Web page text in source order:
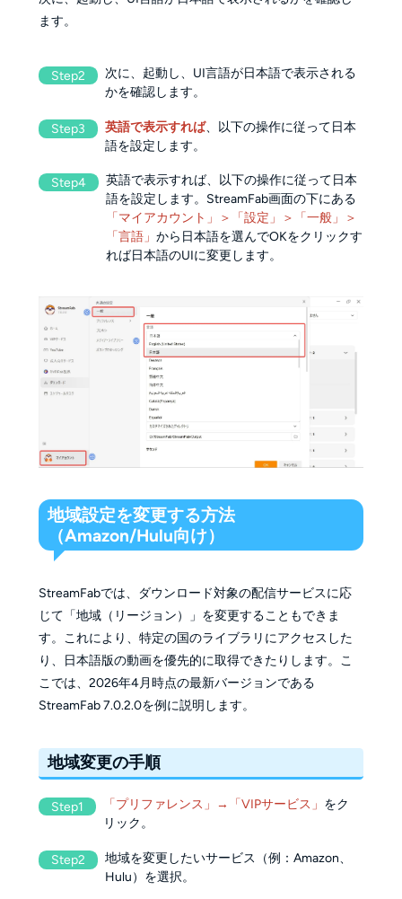
ます。
Step2
次に、起動し、UI言語が日本語で表示される
かを確認します。
Step3 英語で表示すれば、以下の操作に従って日本
語を設定します。
Step4
英語で表示すれば、以下の操作に従って日本
語を設定します。StreamFab画面の下にある
「マイアカウント」＞「設定」＞「一般」＞
「言語」から日本語を選んでOKをクリックす
れば日本語のUIに変更します。
地域設定を変更する方法
（Amazon/Hulu向け）
StreamFabでは、ダウンロード対象の配信サービスに応
じて「地域（リージョン）」を変更することもできま
す。これにより、特定の国のライブラリにアクセスした
り、日本語版の動画を優先的に取得できたりします。 こ
こでは、2026年4月時点の最新バージョンである
StreamFab 7.0.2.0を例に説明します。
地域変更の手順
Step1 「プリファレンス」→「VIPサービス」 をク
リック。
Step2
地域を変更したいサービス（例：Amazon、
Hulu）を選択。